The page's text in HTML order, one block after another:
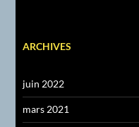
ARCHIVES
juin 2022
mars 2021